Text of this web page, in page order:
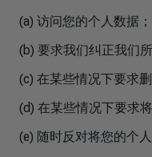
(a) 访问您的个人数据；
(b) 要求我们纠正我们
(c) 在某些情况下要求
(d) 在某些情况下要求
(e) 随时反对将您的个